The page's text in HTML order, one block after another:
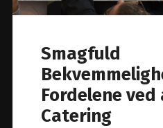
Smagfuld
Fordelene
Catering